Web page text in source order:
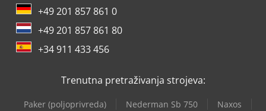
+49 201 857 861 0
+49 201 857 861 80
+34 911 433 456
Trenutna pretraživanja strojeva:
Paker (poljoprivreda) Nederman Sb 750
Naxos